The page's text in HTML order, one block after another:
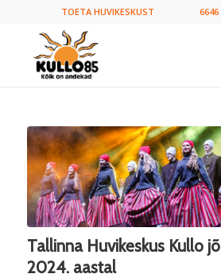
TOETA HUVIKESKUST
Tallinna Huvikeskus Kullo
2024. aastal